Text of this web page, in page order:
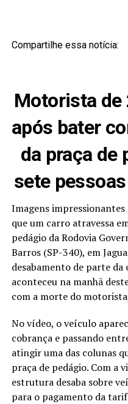
Compartilhe essa notícia:
Motorista de
após bater
da praça de
sete
Imagens
que um carro atravessa
pedágio da Rodovia
Barros (SP-340), em
desabamento de parte
aconteceu na manhã
com a morte do
No vídeo, o veículo
cobrança e passando
atingir uma das colunas
praça de pedágio. Com a
estrutura desaba sobre
para o pagamento da